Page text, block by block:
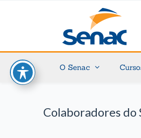
O Senac
Colaboradores